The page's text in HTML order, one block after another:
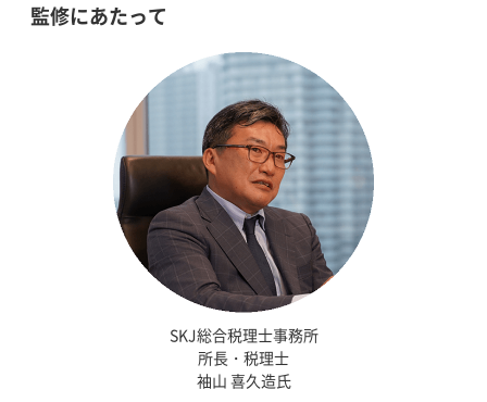
監修にあたって
SKJ総合税理士事務所
所長・税理士
袖山 喜久造氏